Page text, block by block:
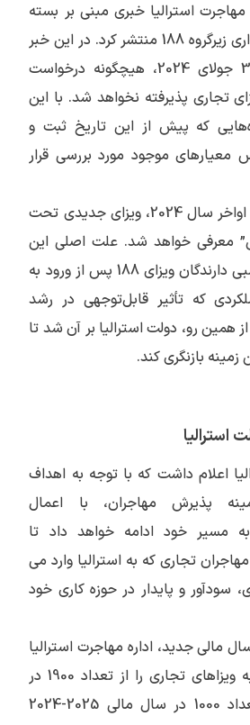
2024، اداره مهاجرت استرالیا خبری مبنی بر بسته
شدن ویزاهای سرمایه گذاری زیرگروه 188 منتشر کرد. در این خبر
آمده بود که از تاریخ 31 جولای 2024، هیچگونه درخواست
تجاری پذیرفته نخواهد شد. با این
که پیش از این تاریخ ثبت و
معیارهای موجود مورد بررسی قرار
همچنین اعلام شد که تا اواخر سال 2024، ویزای جدیدی تحت
معرفی خواهد شد. علت اصلی این
تغییر، عملکرد ضعیف نسبی دارندگان ویزای 188 پس از ورود به
که تأثیر قابل‌توجهی در رشد
همین رو، دولت استرالیا بر آن شد تا
بازنگری کند.
اعلام داشت که با توجه به اهداف
پذیرش مهاجران، با اعمال
مسیر خود ادامه خواهد داد تا
تجاری که به استرالیا وارد می
سودآور و پایدار در حوزه کاری خود
مالی جدید، اداره مهاجرت استرالیا
ظرفیت اختصاص‌یافته به ویزاهای تجاری را از تعداد 1900 در
سال مالی گذشته به تعداد 1000 در سال مالی 2025-2024